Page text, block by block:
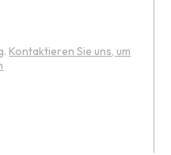
Kontaktieren Sie uns, um